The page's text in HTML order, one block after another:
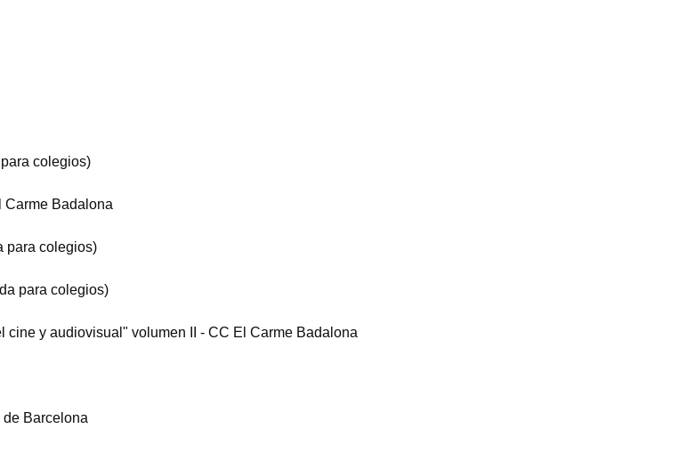
colegios)
Carme Badalona
para colegios)
para colegios)
y audiovisual" volumen II - CC El Carme Badalona
Barcelona